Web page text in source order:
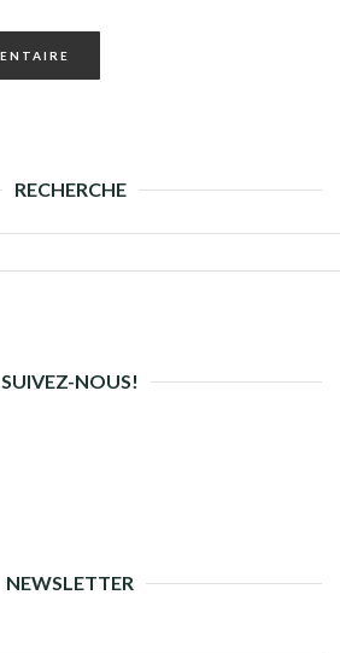
RECHERCHE
SUIVEZ-NOUS!
NEWSLETTER